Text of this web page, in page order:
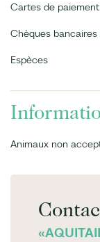
Cartes de paiement
Chèques
Espèces
Animaux non